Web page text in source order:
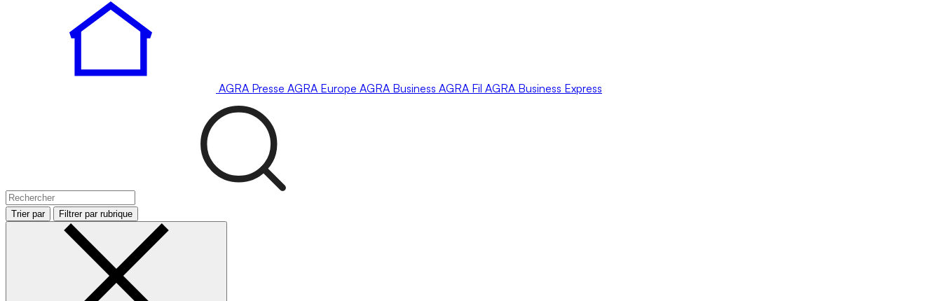
AGRA Presse AGRA Europe AGRA Business AGRA Fil AGRA Business Express
Trier par Filtrer par rubrique